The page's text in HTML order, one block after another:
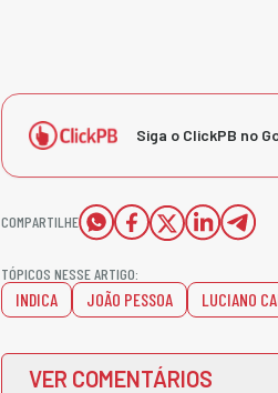
Siga o ClickPB no
COMPARTILHE
TÓPICOS NESSE ARTIGO:
INDICA JOÃO PESSOA LUCIANO
VER COMENTÁRIOS